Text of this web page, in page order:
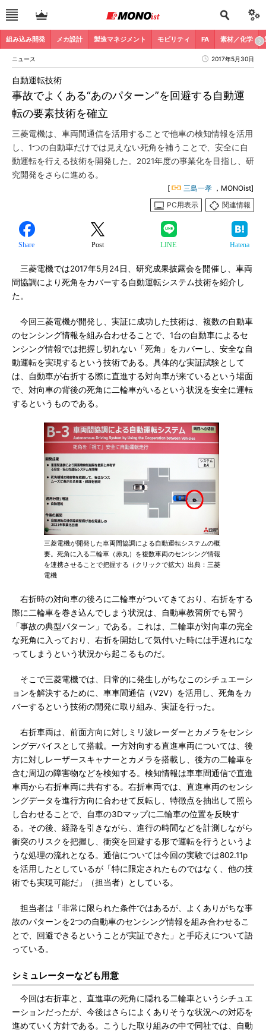
組み込み開発 メカ設計 製造マネジメント モビリティ FA 素材／化学
ニュース 2017年5月30日
事故でよくある“あのパターン”を回避する自動運
転の要素技術を確立
自動運転技術
三菱電機は、車両間通信を活用することで他車の検知情報を活用
し、1つの自動車だけでは見えない死角を補うことで、安全に自
動運転を行える技術を開発した。2021年度の事業化を目指し、研
究開発をさらに進める。
[ 三島一孝 ，MONOist]
PC用表示
関連情報
Share Post LINE Hatena
三菱電機では2017年5月24日、研究成果披露会を開催し、車両
間協調により死角をカバーする自動運転システム技術を紹介し
た。
今回三菱電機が開発し、実証に成功した技術は、複数の自動車
のセンシング情報を組み合わせることで、1台の自動車によるセ
ンシング情報では把握し切れない「死角」をカバーし、安全な自
動運転を実現するという技術である。具体的な実証試験として
は、自動車が右折する際に直進する対向車が来ているという場面
で、対向車の背後の死角に二輪車がいるという状況を安全に運転
するというものである。
三菱電機が開発した車両間協調による自動運転システムの概
要。死角に入る二輪車（赤丸）を複数車両のセンシング情報
を連携させることで把握する（クリックで拡大）出典：三菱
電機
右折時の対向車の後ろに二輪車がついてきており、右折をする
際に二輪車を巻き込んでしまう状況は、自動車教習所でも習う
「事故の典型パターン」である。これは、二輪車が対向車の完全
な死角に入っており、右折を開始して気付いた時には手遅れにな
ってしまうという状況から起こるものだ。
そこで三菱電機では、日常的に発生しがちなこのシチュエーシ
ョンを解決するために、車車間通信（V2V）を活用し、死角をカ
バーするという技術の開発に取り組み、実証を行った。
右折車両は、前面方向に対しミリ波レーダーとカメラをセンシ
ングデバイスとして搭載。一方対向する直進車両については、後
方に対しレーザースキャナーとカメラを搭載し、後方の二輪車を
含む周辺の障害物などを検知する。検知情報は車車間通信で直進
車両から右折車両に共有する。右折車両では、直進車両のセンシ
ングデータを進行方向に合わせて反転し、特徴点を抽出して照ら
し合わせることで、自車の3Dマップに二輪車の位置を反映す
る。その後、経路を引きながら、進行の時間などを計測しながら
衝突のリスクを把握し、衝突を回避する形で運転を行うというよ
うな処理の流れとなる。通信については今回の実験では802.11p
を活用したとしているが「特に限定されたものではなく、他の技
術でも実現可能だ」（担当者）としている。
担当者は「非常に限られた条件ではあるが、よくありがちな事
故のパターンを2つの自動車のセンシング情報を組み合わせるこ
とで、回避できるということが実証できた」と手応えについて語
っている。
シミュレーターなども用意
今回は右折車と、直進車の死角に隠れる二輪車というシチュエ
ーションだったが、今後はさらによくありそうな状況への対応を
進めていく方針である。こうした取り組みの中で同社では、自動